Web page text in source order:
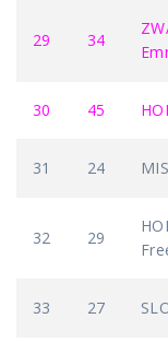
29 34
30 45
31 24
32 29
33 27